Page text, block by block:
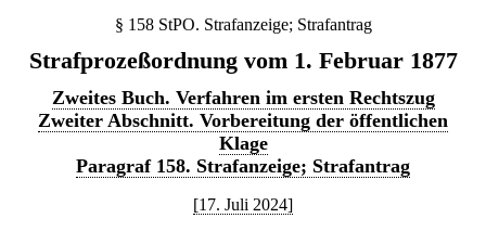
§ 158 StPO. Strafanzeige; Strafantrag
Strafprozeßordnung vom 1. Februar 1877
Zweites Buch. Verfahren im ersten Rechtszug
Zweiter Abschnitt. Vorbereitung der öffentlichen
Klage
Paragraf 158. Strafanzeige; Strafantrag
[17. Juli 2024]